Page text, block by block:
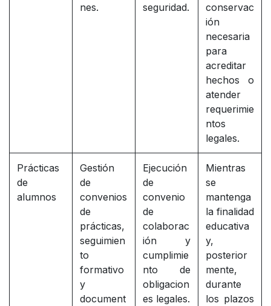
nes.
seguridad.
conservac
ión
necesaria
para
acreditar
hechos o
atender
requerimie
ntos
legales.
Prácticas
de
alumnos
Gestión
de
convenios
de
prácticas,
seguimien
to
formativo
y
document
Ejecución
de
convenio
de
colaborac
ión y
cumplimie
nto de
obligacion
es legales.
Mientras
se
mantenga
la finalidad
educativa
y,
posterior
mente,
durante
los plazos